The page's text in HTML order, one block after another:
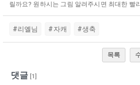
릴까요? 원하시는 그림 알려주시면 최대한 빨
#리옐님 #자캐 #생축
목록
댓글[1]